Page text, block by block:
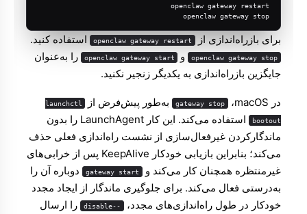
openclaw gateway restart
openclaw gateway stop
برای بازراه‌اندازی از openclaw gateway restart استفاده کنید.
openclaw gateway stop و openclaw gateway start
را به‌عنوان
جایگزین بازراه‌اندازی به یکدیگر زنجیر نکنید.
در macOS، ‏ gateway stop به‌طور پیش‌فرض از launchctl
bootout
استفاده می‌کند. این کار LaunchAgent را بدون
ماندگارکردن غیرفعال‌سازی از نشست راه‌اندازی فعلی حذف
می‌کند؛ بنابراین بازیابی خودکار KeepAlive پس از خرابی‌های
غیرمنتظره همچنان کار می‌کند و
gateway start دوباره آن را
به‌درستی فعال می‌کند. برای جلوگیری ماندگار از ایجاد مجدد
خودکار در طول راه‌اندازی‌های مجدد،
--disable
را ارسال